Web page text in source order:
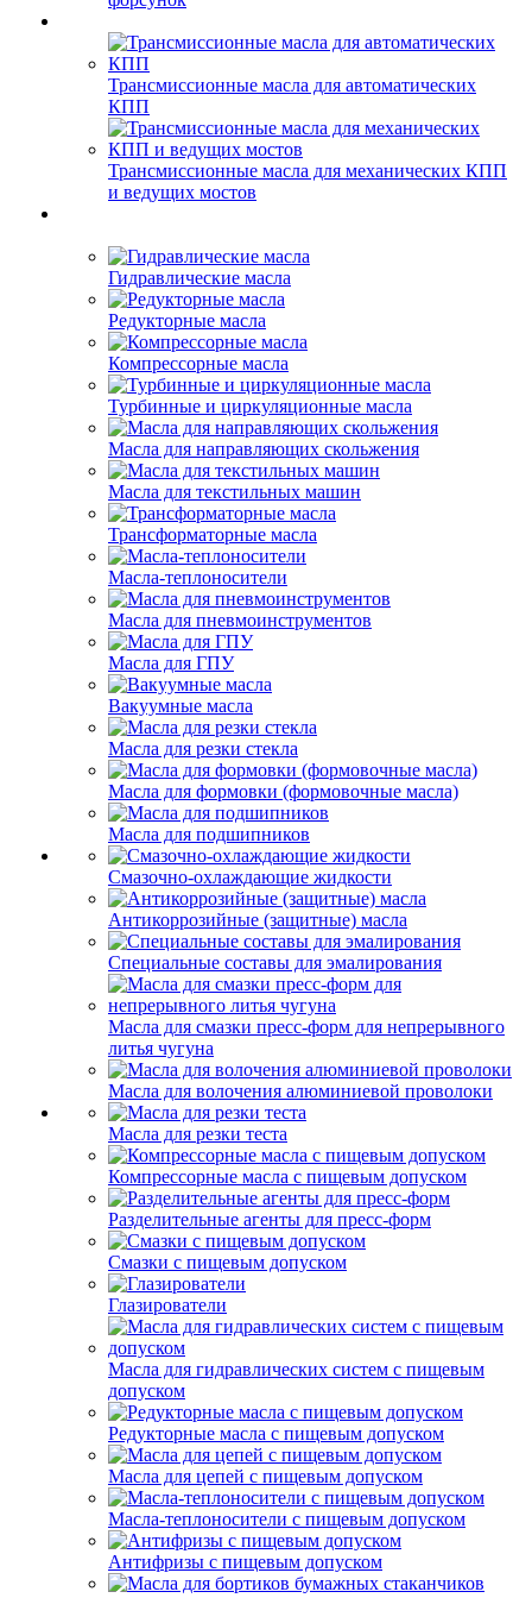
Трансмиссионные масла для автоматических
КПП
Трансмиссионные масла для механических КПП
и ведущих мостов
Гидравлические масла
Редукторные масла
Компрессорные масла
Турбинные и циркуляционные масла
Масла для направляющих скольжения
Масла для текстильных машин
Трансформаторные масла
Масла-теплоносители
Масла для пневмоинструментов
Масла для ГПУ
Вакуумные масла
Масла для резки стекла
Масла для формовки (формовочные масла)
Масла для подшипников
Смазочно-охлаждающие жидкости
Антикоррозийные (защитные) масла
Специальные составы для эмалирования
Масла для смазки пресс-форм для непрерывного
литья чугуна
Масла для волочения алюминиевой проволоки
Масла для резки теста
Компрессорные масла с пищевым допуском
Разделительные агенты для пресс-форм
Смазки с пищевым допуском
Глазирователи
Масла для гидравлических систем с пищевым
допуском
Редукторные масла с пищевым допуском
Масла для цепей с пищевым допуском
Масла-теплоносители с пищевым допуском
Антифризы с пищевым допуском